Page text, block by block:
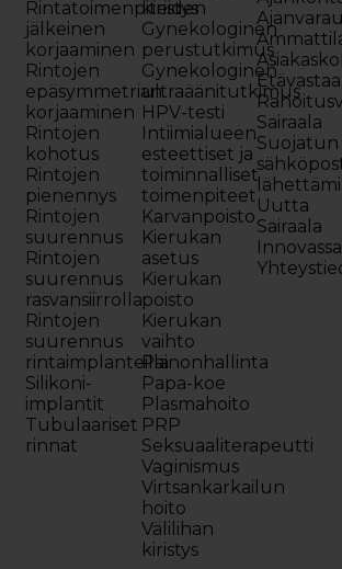
Rintatoimenpiteiden
jälkeinen
korjaaminen
Rintojen
epäsymmetrian
korjaaminen
Rintojen
kohotus
Rintojen
pienennys
Rintojen
suurennus
Rintojen
suurennus
rasvansiirrolla
Rintojen
suurennus
rintaimplanteilla
Silikoni-
implantit
Tubulaariset
rinnat
kiristys
Gynekologinen
perustutkimus
Gynekologinen
ultraäänitutkimus
HPV-testi
Intiimialueen
esteettiset ja
toiminnalliset
toimenpiteet
Karvanpoisto
Kierukan
asetus
Kierukan
poisto
Kierukan
vaihto
Painonhallinta
Papa-koe
Plasmahoito
PRP
Seksuaaliterapeutti
Vaginismus
Virtsankarkailun
hoito
Välilihan
kiristys
Sairaala
Suojatun
Uutta
Sairaala
Innovassa